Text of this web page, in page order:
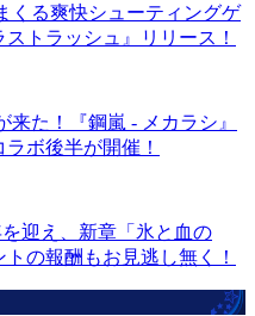
くる爽快シューティングゲ
トラッシュ』リリース！
た！『鋼嵐 - メカラシ』
ボ後半が開催！
迎え、新章「氷と血の
の報酬もお見逃し無く！